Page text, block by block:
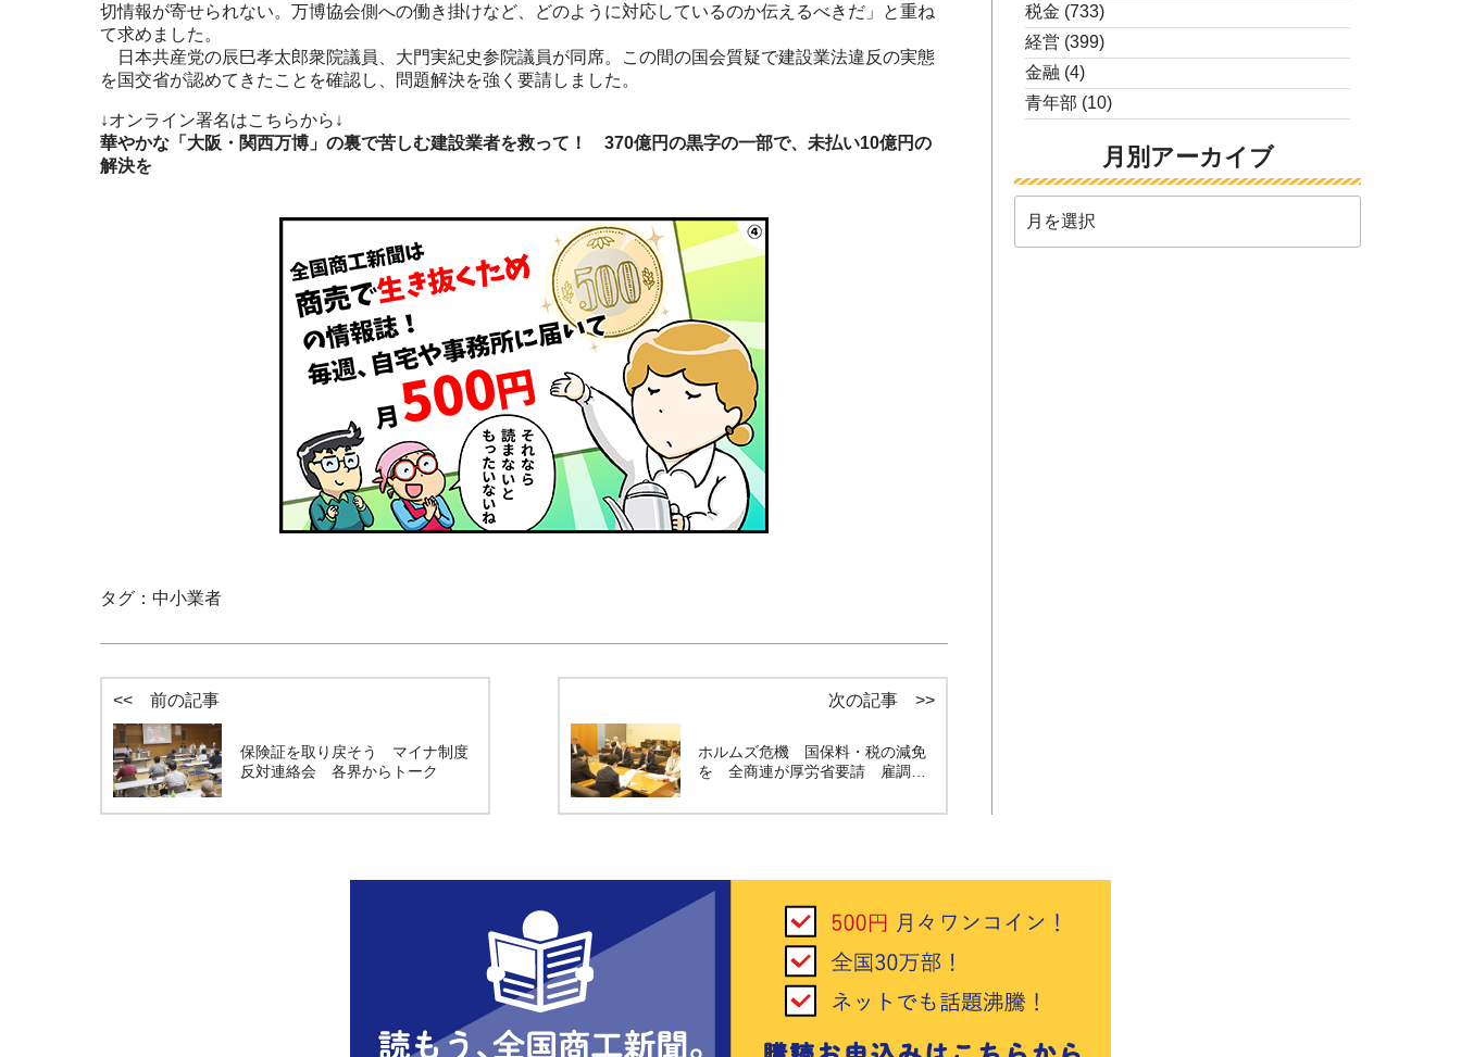
切情報が寄せられない。万博協会側への働き掛けなど、どのように対応しているのか伝えるべきだ」と重ね
て求めました。
日本共産党の辰巳孝太郎衆院議員、大門実紀史参院議員が同席。この間の国会質疑で建設業法違反の実態
を国交省が認めてきたことを確認し、問題解決を強く要請しました。
↓オンライン署名はこちらから↓
華やかな「大阪・関西万博」の裏で苦しむ建設業者を救って！ 370億円の黒字の一部で、未払い10億円の
解決を
タグ： 中小業者
<< 前の記事
保険証を取り戻そう マイナ制度
反対連絡会 各界からトーク
次の記事 >>
ホルムズ危機 国保料・税の減免
を 全商連が厚労省要請 雇調…
税金 (733)
経営 (399)
金融 (4)
青年部 (10)
月別アーカイブ
別
ア